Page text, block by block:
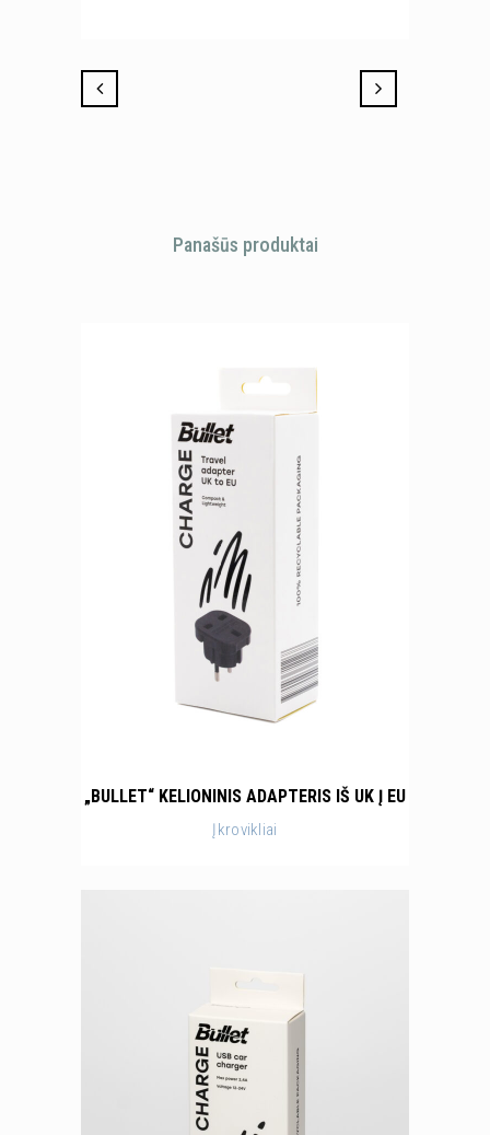
Panašūs produktai
„BULLET“ KELIONINIS ADAPTERIS IŠ UK Į EU
Įkrovikliai